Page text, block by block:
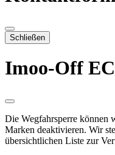
Schließen
Imoo-Off
Die Wegfahrsperre können
Marken deaktivieren. Wir
übersichtlichen Liste zur